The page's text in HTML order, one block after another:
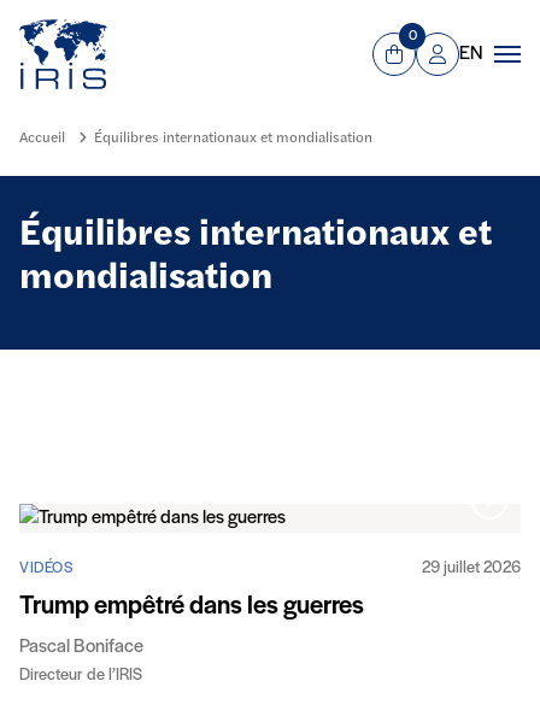
Aller au contenu principal
Panier
0
Mon compte
EN
Accueil Équilibres internationaux et mondialisation
Équilibres internationaux et
mondialisation
VIDÉOS 29 juillet 2026
Trump empêtré dans les guerres
Pascal Boniface
Directeur de l’IRIS